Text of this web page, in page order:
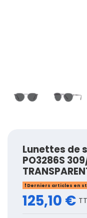
Lunettes de
PO3286S
Derniers articles en
125,10 €